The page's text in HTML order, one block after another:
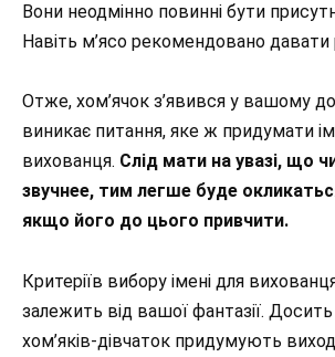
Вони неодмінно повинні бути
Навіть м’ясо рекомендовано
Отже, хом’ячок з’явився у вашому
виникає питання, яке ж придумати
вихованця. Слід мати на увазі, що
звучнее, тим легше буде
якщо його до цього привчити.
Критеріїв вибору імені для
залежить від вашої фантазії.
хом’яків-дівчаток придумують